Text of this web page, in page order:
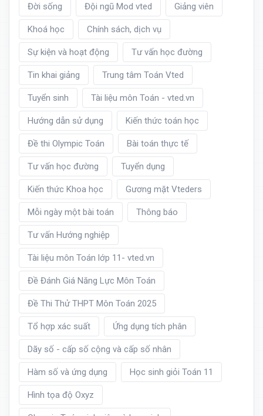
Đời sống Đội ngũ Mod vted Giảng viên
Khoá học Chính sách, dịch vụ
Sự kiện và hoạt động Tư vấn học đường
Tin khai giảng Trung tâm Toán Vted
Tuyển sinh Tài liệu môn Toán - vted.vn
Hướng dẫn sử dụng Kiến thức toán học
Đề thi Olympic Toán Bài toán thực tế
Tư vấn học đường Tuyển dụng
Kiến thức Khoa học Gương mặt Vteders
Mỗi ngày một bài toán Thông báo
Tư vấn Hướng nghiệp
Tài liệu môn Toán lớp 11- vted.vn
Đề Đánh Giá Năng Lực Môn Toán
Đề Thi Thử THPT Môn Toán 2025
Tổ hợp xác suất Ứng dụng tích phân
Dãy số - cấp số cộng và cấp số nhân
Hàm số và ứng dụng Học sinh giỏi Toán 11
Hình tọa độ Oxyz